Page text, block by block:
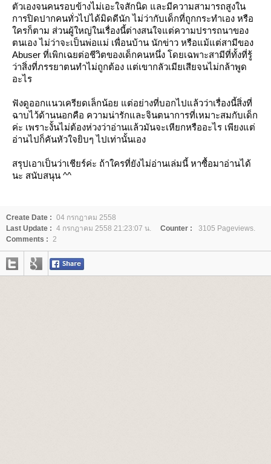
ตัวเองจนคนรอบข้างไม่เอะใจสักนิด และมีความสามารถสูงใน
การปิดปากคนทั่วไปได้มิดดีนัก ไม่ว่ากับเด็กที่ถูกกระทำเอง หรือ
ครก็ตาม ส่วนผู้ใหญ่ในเรื่องนี้ต่างสนใจแต่ความปรารถนาของ
ตนเอง ไม่ว่าจะเป็นพ่อแม่ เพื่อนบ้าน นักข่าว หรือแม้แต่สามีของ
Abuser ที่เพิกเฉยต่อชีวิตของเด็กคนหนึ่ง โดยเฉพาะสามีที่ทั้งที่รู้
ว่าสิ่งที่ภรรยาตนทำไม่ถูกต้อง แต่เขากลัวเมียเสียจนไม่กล้าพูด
อะไร
ฟังดูออกแนวเครียดเล็กน้อย แต่อย่างที่บอกไปแล้วว่าเรื่องนี้สิ่งที่
ฉาบไว้ด้านนอกคือ ความน่ารักและจินตนาการที่เหมาะสมกับเด็ก
ค่ะ เพราะงั้นไม่ต้องห่วงว่าอ่านแล้วมันจะเหียกหรืออะไร เพียงแต่
อ่านไปก็คันหัวใจยิบๆ ไปเท่านั้นเอง
สรุปเอาเป็นว่าเชียร์ค่ะ ถ้าใครที่ยังไม่อ่านเล่มนี้ หาซื้อมาอ่านได้
นะ สนับสนุน ^^
Create Date : 04 กรกฎาคม 2558
Last Update : 4 กรกฎาคม 2558 21:23:07 น. Counter :
3105 Pageviews.
Comments : 2